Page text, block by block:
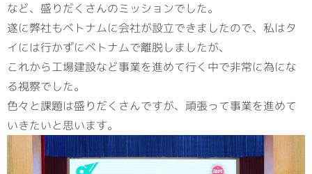
など、盛りだくさんのミッションでした。
遂に弊社もベトナムに会社が設立できましたので、私はタ
イには行かずにベトナムで離脱しましたが、
これから工場建設など事業を進めて行く中で非常に為にな
る視察でした。
色々と課題は盛りだくさんですが、頑張って事業を進めて
いきたいと思います。